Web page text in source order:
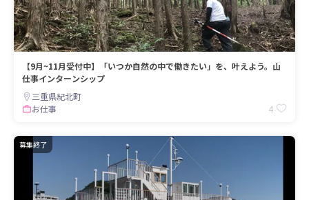
【9月~11月受付中】「いつか自然の中で働きたい」を、叶えよう。山
仕事インターンシップ
三重県紀北町
お仕事
4
募集終了